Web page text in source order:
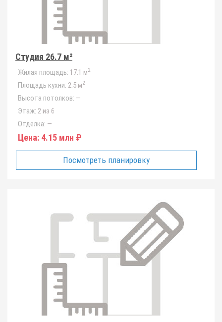
Студия 26.7 м²
Жилая площадь: 17.1 м2
Площадь кухни: 2.5 м2
Высота потолков: —
Этаж: 2 из 6
Отделка: —
Цена: 4.15 млн ₽
Посмотреть планировку